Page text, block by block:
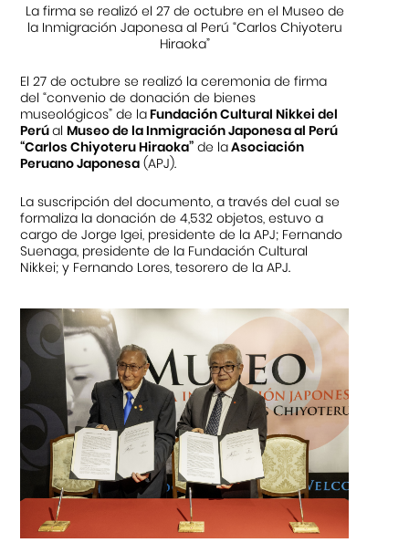
La firma se realizó el 27 de octubre en el Museo de
la Inmigración Japonesa al Perú “Carlos Chiyoteru
Hiraoka”
El 27 de octubre se realizó la ceremonia de firma
del “convenio de donación de bienes
museológicos” de laFundación Cultural Nikkei del
PerúalMuseo de la Inmigración Japonesa al Perú
“Carlos Chiyoteru Hiraoka” de laAsociación
Peruano Japonesa (APJ).
La suscripción del documento, a través del cual se
formaliza la donación de 4,532 objetos, estuvo a
cargo de Jorge Igei, presidente de la APJ; Fernando
Suenaga, presidente de la Fundación Cultural
Nikkei; y Fernando Lores, tesorero de la APJ.